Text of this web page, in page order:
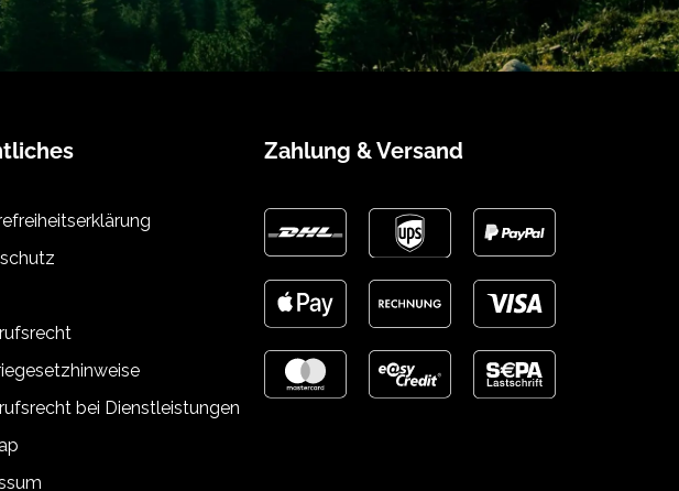
bei Dienstleistungen
Zahlung & Versand